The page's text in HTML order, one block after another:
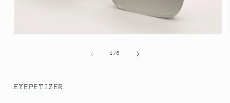
ventana
modal
1 /de
6
EYEPETIZER